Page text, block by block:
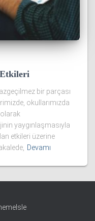
bir parçası
okullarımızda
yaygınlaşmasıyla
etkileri üzerine
Devamı